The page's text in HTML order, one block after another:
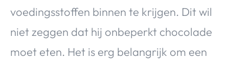
Travel
Lifestyle
voedingsstoffen binnen te krijgen. Dit wil
niet zeggen dat hij onbeperkt chocolade
moet eten. Het is erg belangrijk om een